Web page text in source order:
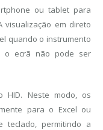
ou tablet para
visualização em direto
quando o instrumento
o ecrã não pode ser
HID. Neste modo, os
para o Excel ou
teclado, permitindo a